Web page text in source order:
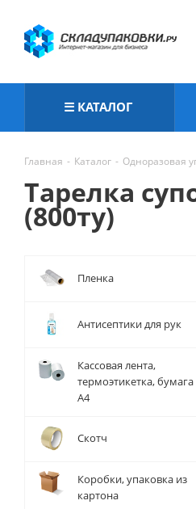
☰ КАТАЛОГ
Главная - Каталог - Одноразовая
Тарелка
(800ту)
Пленка
Антисептики для рук
Кассовая лента,
термоэтикетка, бумага
А4
Скотч
Коробки, упаковка из
картона